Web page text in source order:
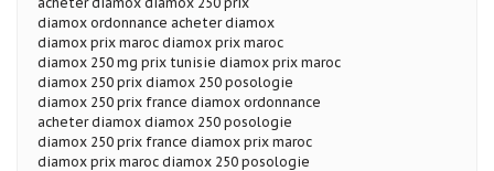
diamox ordonnance acheter diamox
diamox prix maroc diamox prix maroc
diamox 250 mg prix tunisie diamox prix maroc
diamox 250 prix diamox 250 posologie
diamox 250 prix france diamox ordonnance
acheter diamox diamox 250 posologie
diamox 250 prix france diamox prix maroc
diamox prix maroc diamox 250 posologie